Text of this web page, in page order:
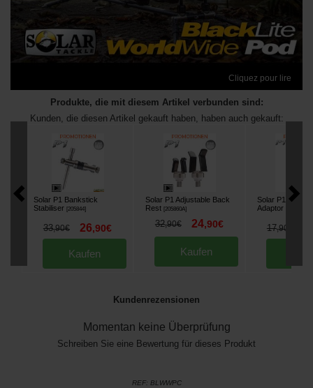
Cliquez pour lire
Produkte, die mit diesem Artikel verbunden sind:
Kunden, die diesen Artikel gekauft haben, haben auch gekauft:
Solar P1 Bankstick
Stabiliser
205844]
33,90€ 26,90€
Kaufen
Solar P1 Adjustable Back
Rest
205860A]
32,90€ 24,90€
Kaufen
Solar P1 Mag-
Adaptor
17,90
Kundenrezensionen
Momentan keine Überprüfung
Schreiben Sie eine Bewertung für dieses Produkt
REF: BLWWPC